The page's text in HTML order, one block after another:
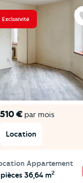
Exclusivité
510 €par mois
Location
Appartement
36,64 m2